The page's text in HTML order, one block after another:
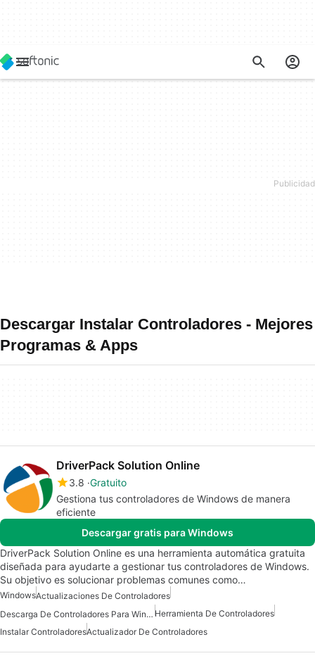
Descargar Instalar Controladores - Mejores
Programas & Apps
DriverPack Solution Online
3.8 Gratuito
Gestiona tus controladores de Windows de manera
eficiente
Descargar gratis para Windows
DriverPack Solution Online es una herramienta automática gratuita
diseñada para ayudarte a gestionar tus controladores de Windows.
Su objetivo es solucionar problemas comunes como…
WindowsActualizaciones De Controladores
Descarga De Controladores Para Windows Herramienta De Controladores
Instalar ControladoresActualizador De Controladores